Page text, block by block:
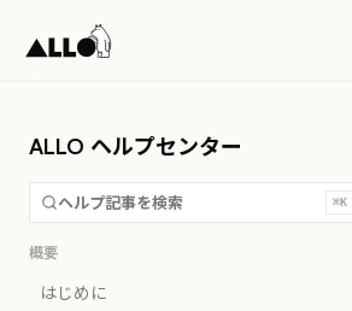
ALLO ヘルプセンター
ヘルプ記事を検索 ⌘K
概要
はじめに